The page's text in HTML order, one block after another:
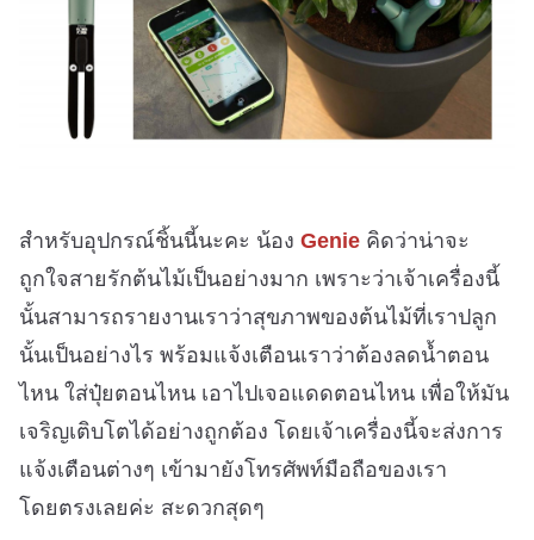
สำหรับอุปกรณ์ชิ้นนี้นะคะ น้อง Genie คิดว่าน่าจะ
ถูกใจสายรักต้นไม้เป็นอย่างมาก เพราะว่าเจ้าเครื่องนี้
นั้นสามารถรายงานเราว่าสุขภาพของต้นไม้ที่เราปลูก
นั้นเป็นอย่างไร พร้อมแจ้งเตือนเราว่าต้องลดน้ำตอน
ไหน ใส่ปุ๋ยตอนไหน เอาไปเจอแดดตอนไหน เพื่อให้มัน
เจริญเติบโตได้อย่างถูกต้อง โดยเจ้าเครื่องนี้จะส่งการ
แจ้งเตือนต่างๆ เข้ามายังโทรศัพท์มือถือของเรา
โดยตรงเลยค่ะ สะดวกสุดๆ